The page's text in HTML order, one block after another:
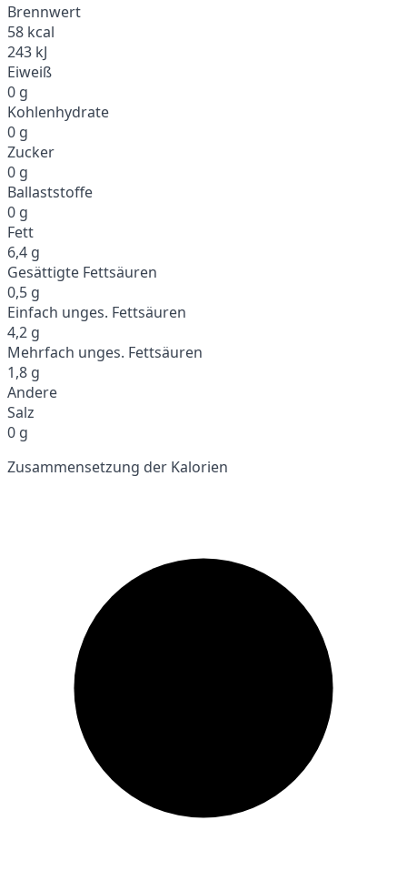
Brennwert
58 kcal
243 kJ
Eiweiß
0 g
Kohlenhydrate
0 g
Zucker
0 g
Ballaststoffe
0 g
Fett
6,4 g
Gesättigte Fettsäuren
0,5 g
Einfach unges. Fettsäuren
4,2 g
Mehrfach unges. Fettsäuren
1,8 g
Andere
Salz
0 g
Zusammensetzung der Kalorien